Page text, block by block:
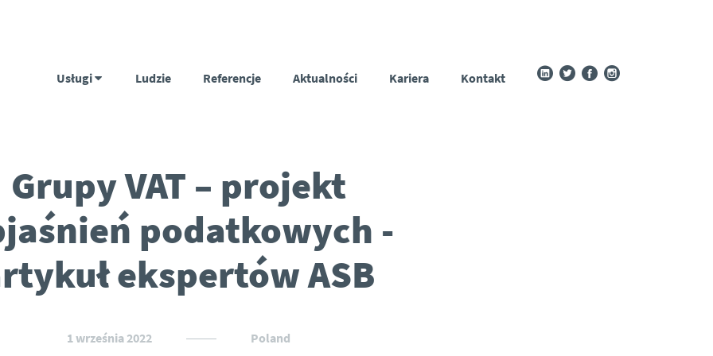
Usługi Ludzie Referencje Aktualności Kariera Kontakt
Grupy VAT – projekt
podatkowych -
ekspertów ASB
1 września 2022 Poland